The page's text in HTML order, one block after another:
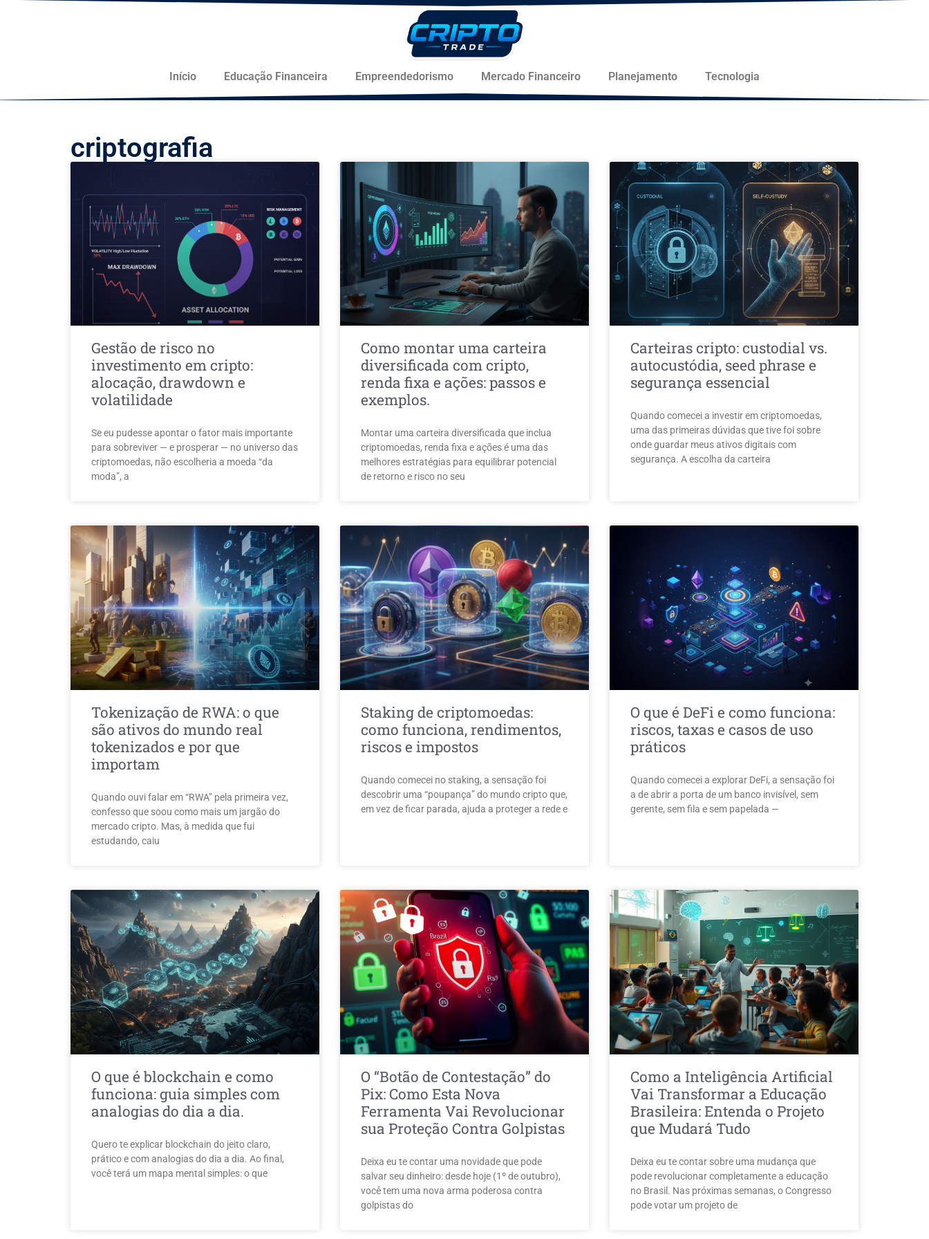
Início Educação Financeira Empreendedorismo Mercado Financeiro Planejamento Tecnologia
criptografia
Gestão de risco no
investimento em cripto:
alocação, drawdown e
volatilidade
Se eu pudesse apontar o fator mais importante
para sobreviver — e prosperar — no universo das
criptomoedas, não escolheria a moeda “da
moda”, a
Como montar uma carteira
diversificada com cripto,
renda fixa e ações: passos e
exemplos.
Montar uma carteira diversificada que inclua
criptomoedas, renda fixa e ações é uma das
melhores estratégias para equilibrar potencial
de retorno e risco no seu
Carteiras cripto: custodial vs.
autocustódia, seed phrase e
segurança essencial
Quando comecei a investir em criptomoedas,
uma das primeiras dúvidas que tive foi sobre
onde guardar meus ativos digitais com
segurança. A escolha da carteira
Tokenização de RWA: o que
são ativos do mundo real
tokenizados e por que
importam
Quando ouvi falar em “RWA” pela primeira vez,
confesso que soou como mais um jargão do
mercado cripto. Mas, à medida que fui
estudando, caiu
Staking de criptomoedas:
como funciona, rendimentos,
riscos e impostos
Quando comecei no staking, a sensação foi
descobrir uma “poupança” do mundo cripto que,
em vez de ficar parada, ajuda a proteger a rede e
O que é DeFi e como funciona:
riscos, taxas e casos de uso
práticos
Quando comecei a explorar DeFi, a sensação foi
a de abrir a porta de um banco invisível, sem
gerente, sem fila e sem papelada —
O que é blockchain e como
funciona: guia simples com
analogias do dia a dia.
Quero te explicar blockchain do jeito claro,
prático e com analogias do dia a dia. Ao final,
você terá um mapa mental simples: o que
O “Botão de Contestação” do
Pix: Como Esta Nova
Ferramenta Vai Revolucionar
sua Proteção Contra Golpistas
Deixa eu te contar uma novidade que pode
salvar seu dinheiro: desde hoje (1º de outubro),
você tem uma nova arma poderosa contra
golpistas do
Como a Inteligência Artificial
Vai Transformar a Educação
Brasileira: Entenda o Projeto
que Mudará Tudo
Deixa eu te contar sobre uma mudança que
pode revolucionar completamente a educação
no Brasil. Nas próximas semanas, o Congresso
pode votar um projeto de